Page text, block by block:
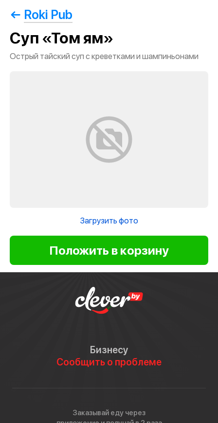
Roki Pub
Суп «Том ям»
Острый тайский суп с креветками и шампиньонами
Загрузить фото
Бизнесу
Сообщить о проблеме
Заказывай еду через